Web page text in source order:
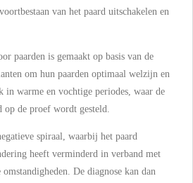
van het paard uitschakelen en
paarden is gemaakt op basis van de
om hun paarden optimaal welzijn en
in warme en vochtige periodes, waar de
de proef wordt gesteld.
spiraal, waarbij het paard
heeft verminderd in verband met
De diagnose kan dan